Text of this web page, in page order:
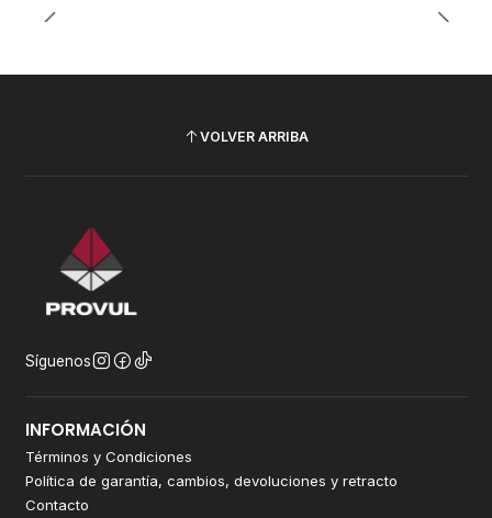
VOLVER ARRIBA
Síguenos
INFORMACIÓN
Términos y Condiciones
Política de garantía, cambios, devoluciones y retracto
Contacto